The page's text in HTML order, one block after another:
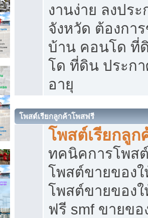
งานง่าย ลงปร
จังหวัด ต้องกา
บ้าน คอนโด ที่
โด ที่ดิน ประก
อายุ
โพสต์เรียกลูกค้าโพสฟรี
โพสต์เรียกลูก
ทคนิคการโพส
โพสต์ขายของ
โพสต์ขายของ
ฟรี smf ขายข